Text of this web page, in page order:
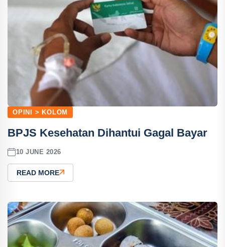
OPINI > KOLOM
BPJS Kesehatan Dihantui Gagal Bayar
10 JUNE 2026
READ MORE